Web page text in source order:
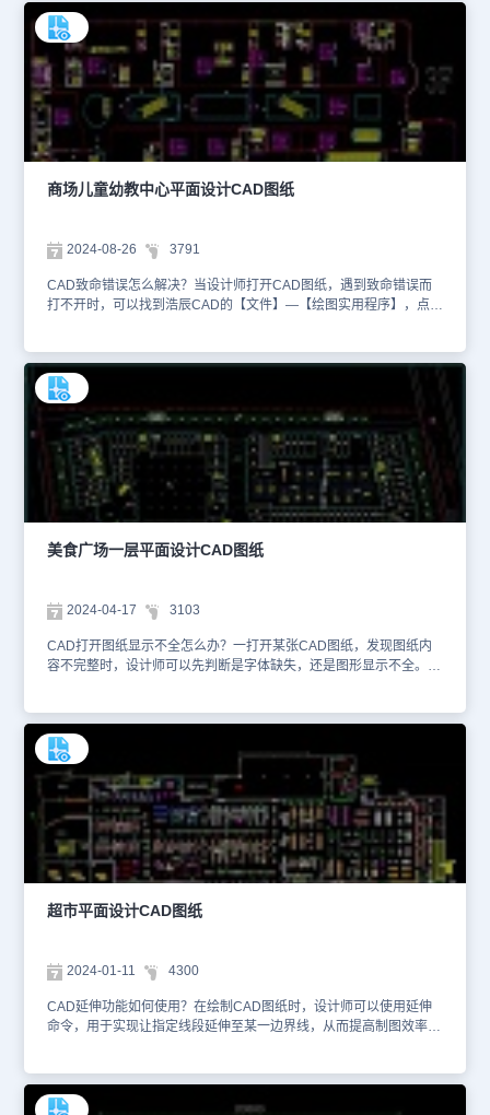
命令。本文件是娱乐餐饮建筑CAD设计图纸资源中、使用CAD软件
绘制的KTV娱乐中心室内设计CAD图纸。该KTV娱乐中心室内设计图
纸根据实际使用需求，详细展示各楼层的功能区域划分，如大堂、包
厢区、酒吧区、卫生间、走廊等，并且标注各区域内家具（如沙发、
茶几、吧台、酒柜等）和设备的具体位置与布局，确保空间利用的合
理性和顾客体验的舒适性。在绘制此类CAD图纸时，设计师最好撰写
设计说明，对设计思路、设计理念、设计风格等进行文字说明，以便
施工人员和客户理解设计意图。想要查看更多的CAD图纸资源，大家
可以在浩辰CAD官网进行查询。本CAD制图素材仅用于互相学习资
料，请勿商用。
商场儿童幼教中心平面设计CAD图纸
2024-08-26 3791
CAD致命错误怎么解决？当设计师打开CAD图纸，遇到致命错误而
打不开时，可以找到浩辰CAD的【文件】—【绘图实用程序】，点击
室内规划CAD装修设计图纸资源中、使用CAD软件绘制的商场儿童
幼教中心平面设计CAD图纸。该商场儿童幼教中心平面设计图纸绘制
了幼教中心在商场内的总体位置和空间布局，包括各个功能区域（如
教室、活动室、休息区、卫生间等）的相对位置和大小。同时设计师
规划适合儿童游戏和活动的区域，并考虑不同年龄段儿童的需求，设
计多样化的游戏设施和活动空间。在一些更详细的CAD设计方案中，
设计师还会规划人流和物流的动线，确保家长、孩子和工作人员在幼
教中心内的流动顺畅，避免交叉干扰。想要查看更多的CAD图纸资
源，大家可以在浩辰CAD官网进行查询。本CAD制图素材仅用于互
相学习资料，请勿商用。
美食广场一层平面设计CAD图纸
2024-04-17 3103
CAD打开图纸显示不全怎么办？一打开某张CAD图纸，发现图纸内
容不完整时，设计师可以先判断是字体缺失，还是图形显示不全。如
层是否都打开、外部参照是否绑定、自定义实体是否显示，并逐个解
决对应的问题。本文件是娱乐餐饮建筑CAD设计图纸资源中、使用
CAD软件绘制的美食广场一层平面设计CAD图纸。该美食广场一层
平面设计图纸根据美食广场原始平面设计，规划了相应的超市、农贸
市场、商业铺位、孵化中心等区域。其中农贸市场细致划分了腌制品
区、粮油副食品区、蔬菜区、干果区、豆制品区、海鲜区等。通过该
CAD图纸，可以了解到该建筑面积为12886.57平方米，其中A栋建筑
面积6185.87平方米，B栋建筑面积6700.707平方米。本文仅截取了
部分设计图纸信息，详细的设计方案内容可以在浩辰CAD官网进行检
索查找。大家还可以下载安装浩辰CAD进行制图练习。本CAD制图
素材仅用于互相学习资料，请勿商用。
超市平面设计CAD图纸
2024-01-11 4300
CAD延伸功能如何使用？在绘制CAD图纸时，设计师可以使用延伸
命令，用于实现让指定线段延伸至某一边界线，从而提高制图效率。
界，接着选择需要延伸的对象即可。本文件是娱乐餐饮建筑CAD设计
图纸资源中、使用CAD软件绘制的超市平面设计CAD图纸。该超市